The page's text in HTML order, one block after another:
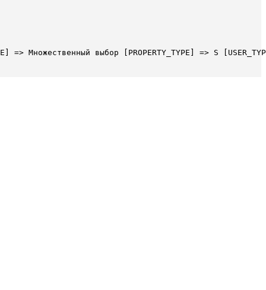
выбор [PROPERTY_TYPE] => S